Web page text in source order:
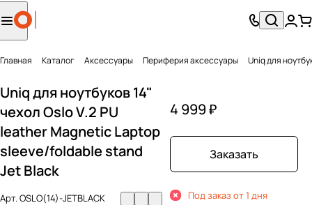
Главная Каталог Аксесcуары Периферия аксессуары Uniq для
Uniq для ноутбуков 14"
чехол Oslo V.2 PU
leather Magnetic Laptop
sleeve/foldable stand
Jet Black
Арт.OSLO(14)-JETBLACK
4 999 ₽
Заказать
Под заказ от 1 дня